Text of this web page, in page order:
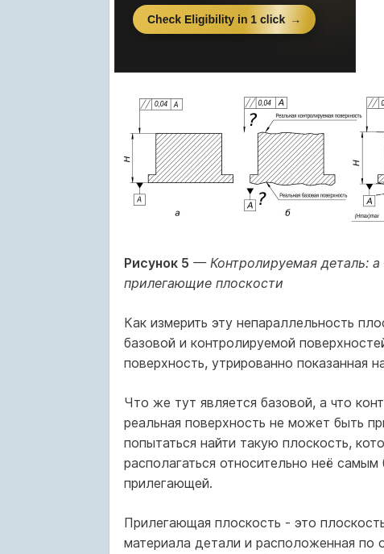
Рисунок 5 — Контролируемая деталь:
прилегающие плоскости
Как измерить эту непараллельность
базовой и контролируемой
поверхность, утрированно показанная
Что же тут является базовой, а что
реальная поверхность не может быть
попытаться найти такую плоскость,
располагаться относительно неё
прилегающей.
Прилегающая плоскость - это
материала детали и расположенная по